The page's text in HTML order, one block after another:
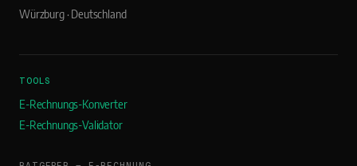
Würzburg · Deutschland
TOOLS
E-Rechnungs-Konverter
E-Rechnungs-Validator